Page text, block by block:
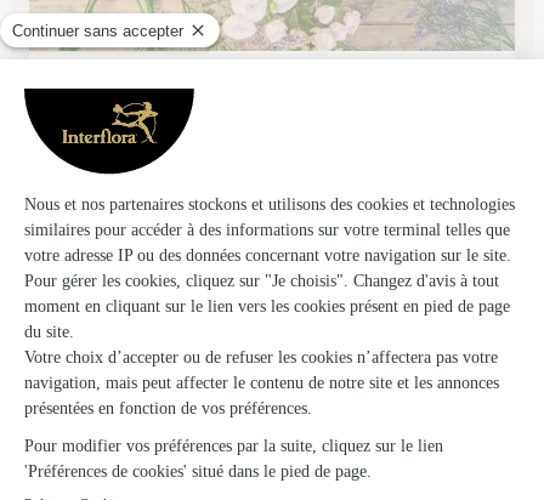
La Rose D’or
Rethel
★★
4.4 (41)
Place de Lattre De Tassigny
Voir la boutique
Ils ont fait livrer des fleurs ou une plante à
Résigny